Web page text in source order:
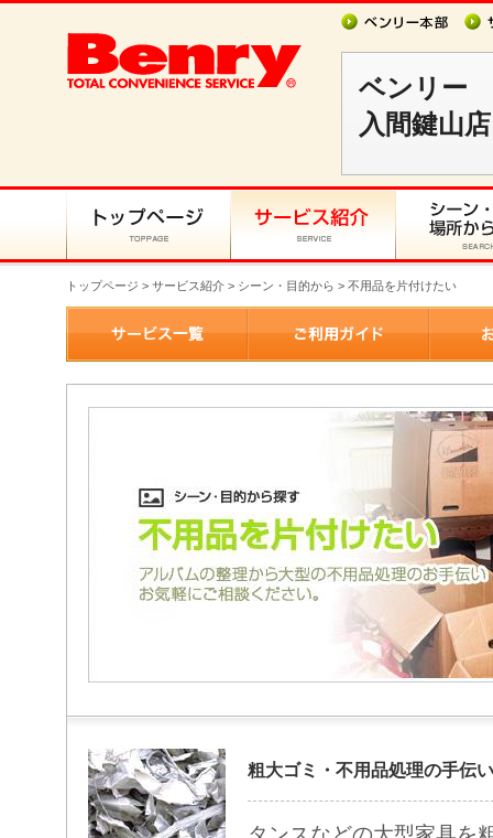
ベンリー
入間鍵山店
トップページ > サービス紹介 > シーン・目的から > 不用品を片付けたい
粗大ゴミ・不用品処理の手伝い